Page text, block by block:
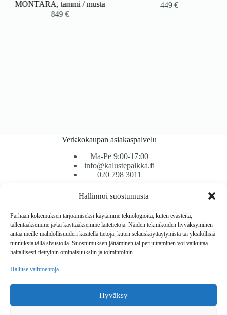
Hallinnoi suostumusta
Parhaan kokemuksen tarjoamiseksi käytämme teknologioita, kuten evästeitä,
tallentaaksemme ja/tai käyttääksemme laitetietoja. Näiden tekniikoiden hyväksyminen
antaa meille mahdollisuuden käsitellä tietoja, kuten selauskäyttäytymistä tai yksilöllisiä
tunnuksia tällä sivustolla. Suostumuksen jättäminen tai peruuttaminen voi vaikuttaa
haitallisesti tiettyihin ominaisuuksiin ja toimintoihin.
Hallitse vaihtoehtoja
Hyväksy
MONTARA, tammi / musta
849€
449€
Verkkokaupan asiakaspalvelu
Ma-Pe 9:00-17:00
info@kalustepaikka.fi
020 798 3011
Tavarantoimitus / Maksutavat
Toimitustavat
Maksutavat
Vaihto ja palautus
Reklamaatiot
Copyright © 2026 Kalustepaikka